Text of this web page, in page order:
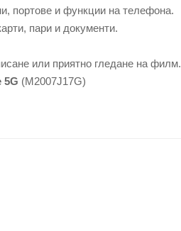
портове и функции на телефона.
пари и документи.
или приятно гледане на филм.
5G (M2007J17G)